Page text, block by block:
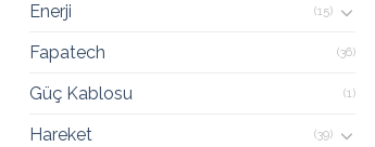
Enerji (15)
Fapatech (36)
Güç Kablosu (1)
Hareket (39)